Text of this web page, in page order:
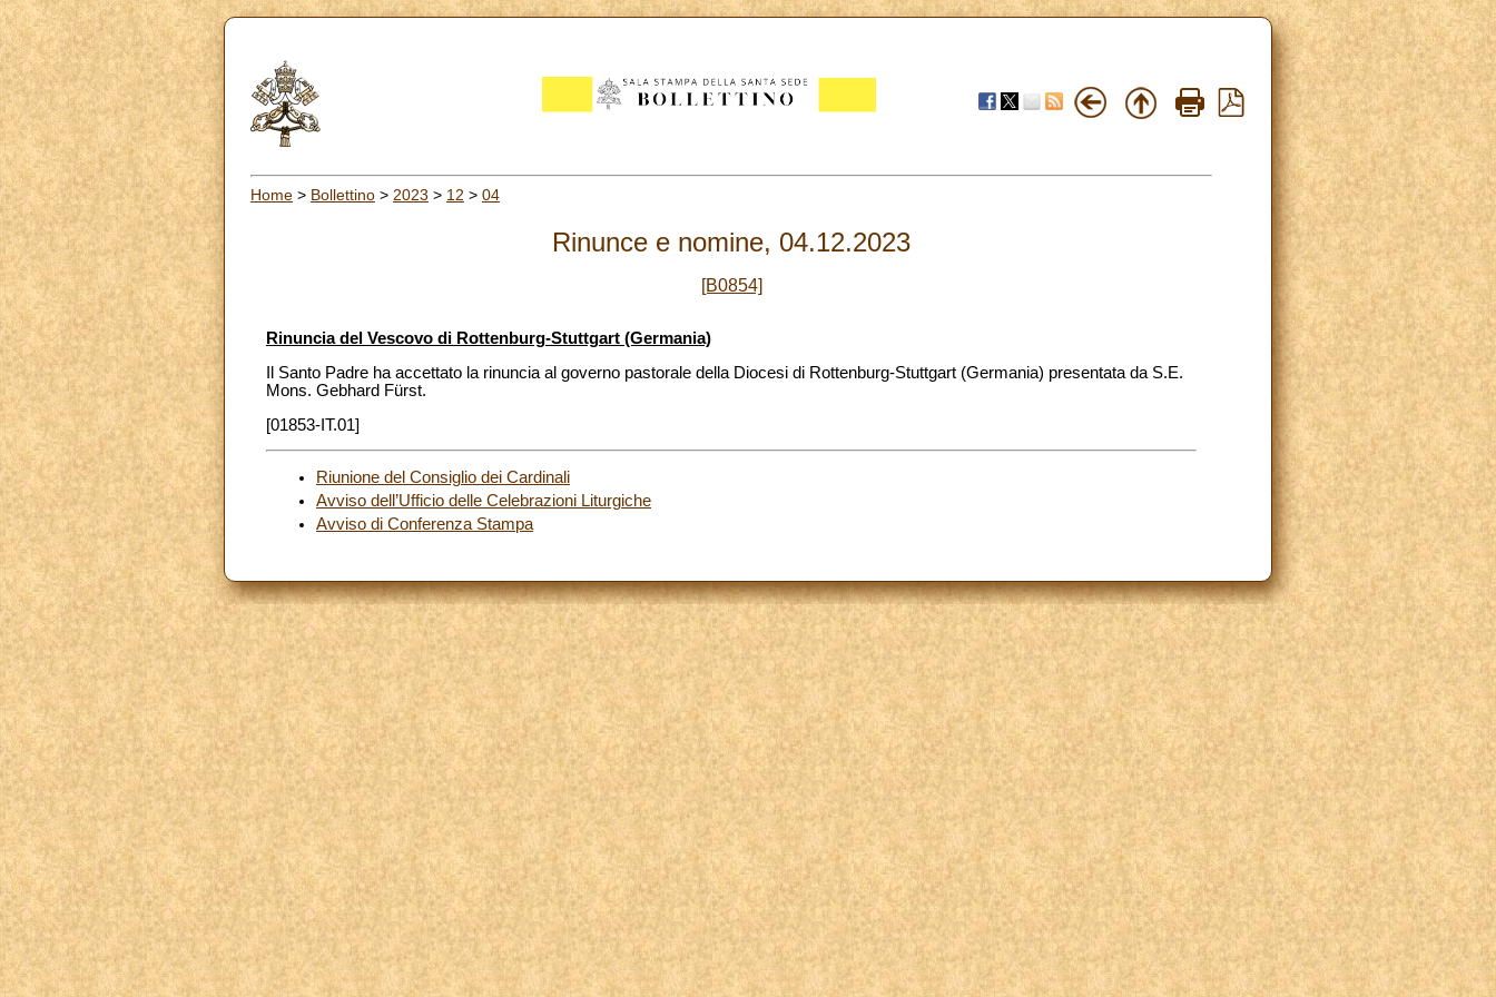
Home > Bollettino > 2023 > 12 > 04
Rinunce e nomine, 04.12.2023
[B0854]
Rinuncia del Vescovo di Rottenburg-Stuttgart (Germania)
Il Santo Padre ha accettato la rinuncia al governo pastorale della Diocesi di Rottenburg-Stuttgart (Germania) presentata da S.E.
Mons. Gebhard Fürst.
[01853-IT.01]
Riunione del Consiglio dei Cardinali
Avviso dell’Ufficio delle Celebrazioni Liturgiche
Avviso di Conferenza Stampa